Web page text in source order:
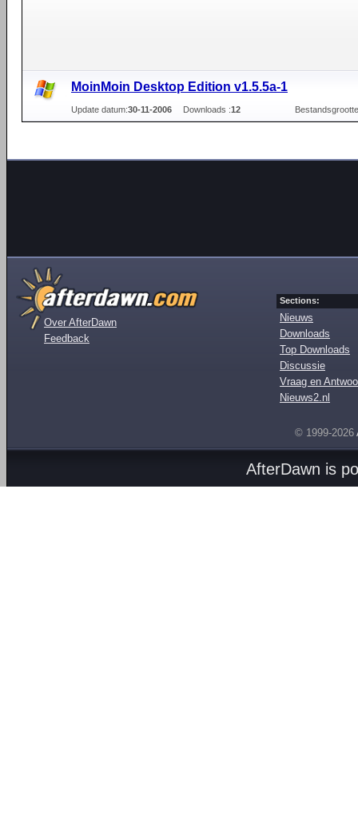
MoinMoin Desktop Edition v1.5.5a-1
Update datum:30-11-2006 Downloads :12
Over AfterDawn
Feedback
Sections:
Nieuws
Downloads
Top Downloads
Discussie
Vraag en
Nieuws2.nl
© 1999-2026
AfterDawn is